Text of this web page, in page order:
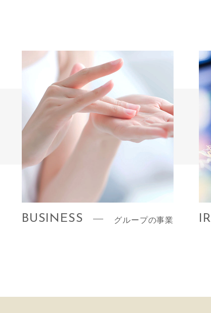
BUSINESS グループの事業 IR